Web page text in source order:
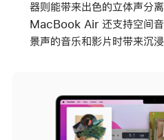
器则能带来出色的立体声分离
MacBook Air 还支持空间音
景声的音乐和影片时带来沉浸